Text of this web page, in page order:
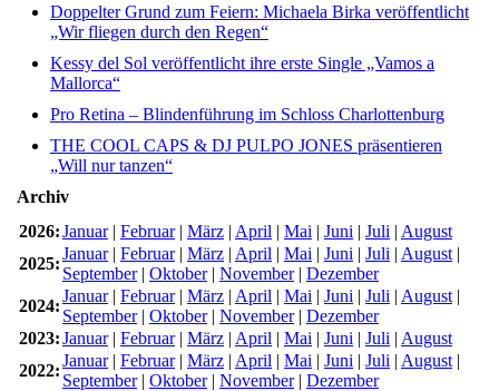
Doppelter Grund zum Feiern: Michaela Birka veröffentlicht
„Wir fliegen durch den Regen“
Kessy del Sol veröffentlicht ihre erste Single „Vamos a
Mallorca“
Pro Retina – Blindenführung im Schloss Charlottenburg
THE COOL CAPS & DJ PULPO JONES präsentieren
„Will nur tanzen“
Archiv
2026:Januar| Februar| März | April | Mai | Juni | Juli | August
2025:
Januar| Februar| März | April | Mai | Juni | Juli | August |
September| Oktober| November| Dezember
2024:
Januar| Februar| März | April | Mai | Juni | Juli | August |
September| Oktober| November| Dezember
2023:Januar| Februar| März | April | Mai | Juni | Juli | August
2022:
Januar| Februar| März | April | Mai | Juni | Juli | August |
September| Oktober| November| Dezember